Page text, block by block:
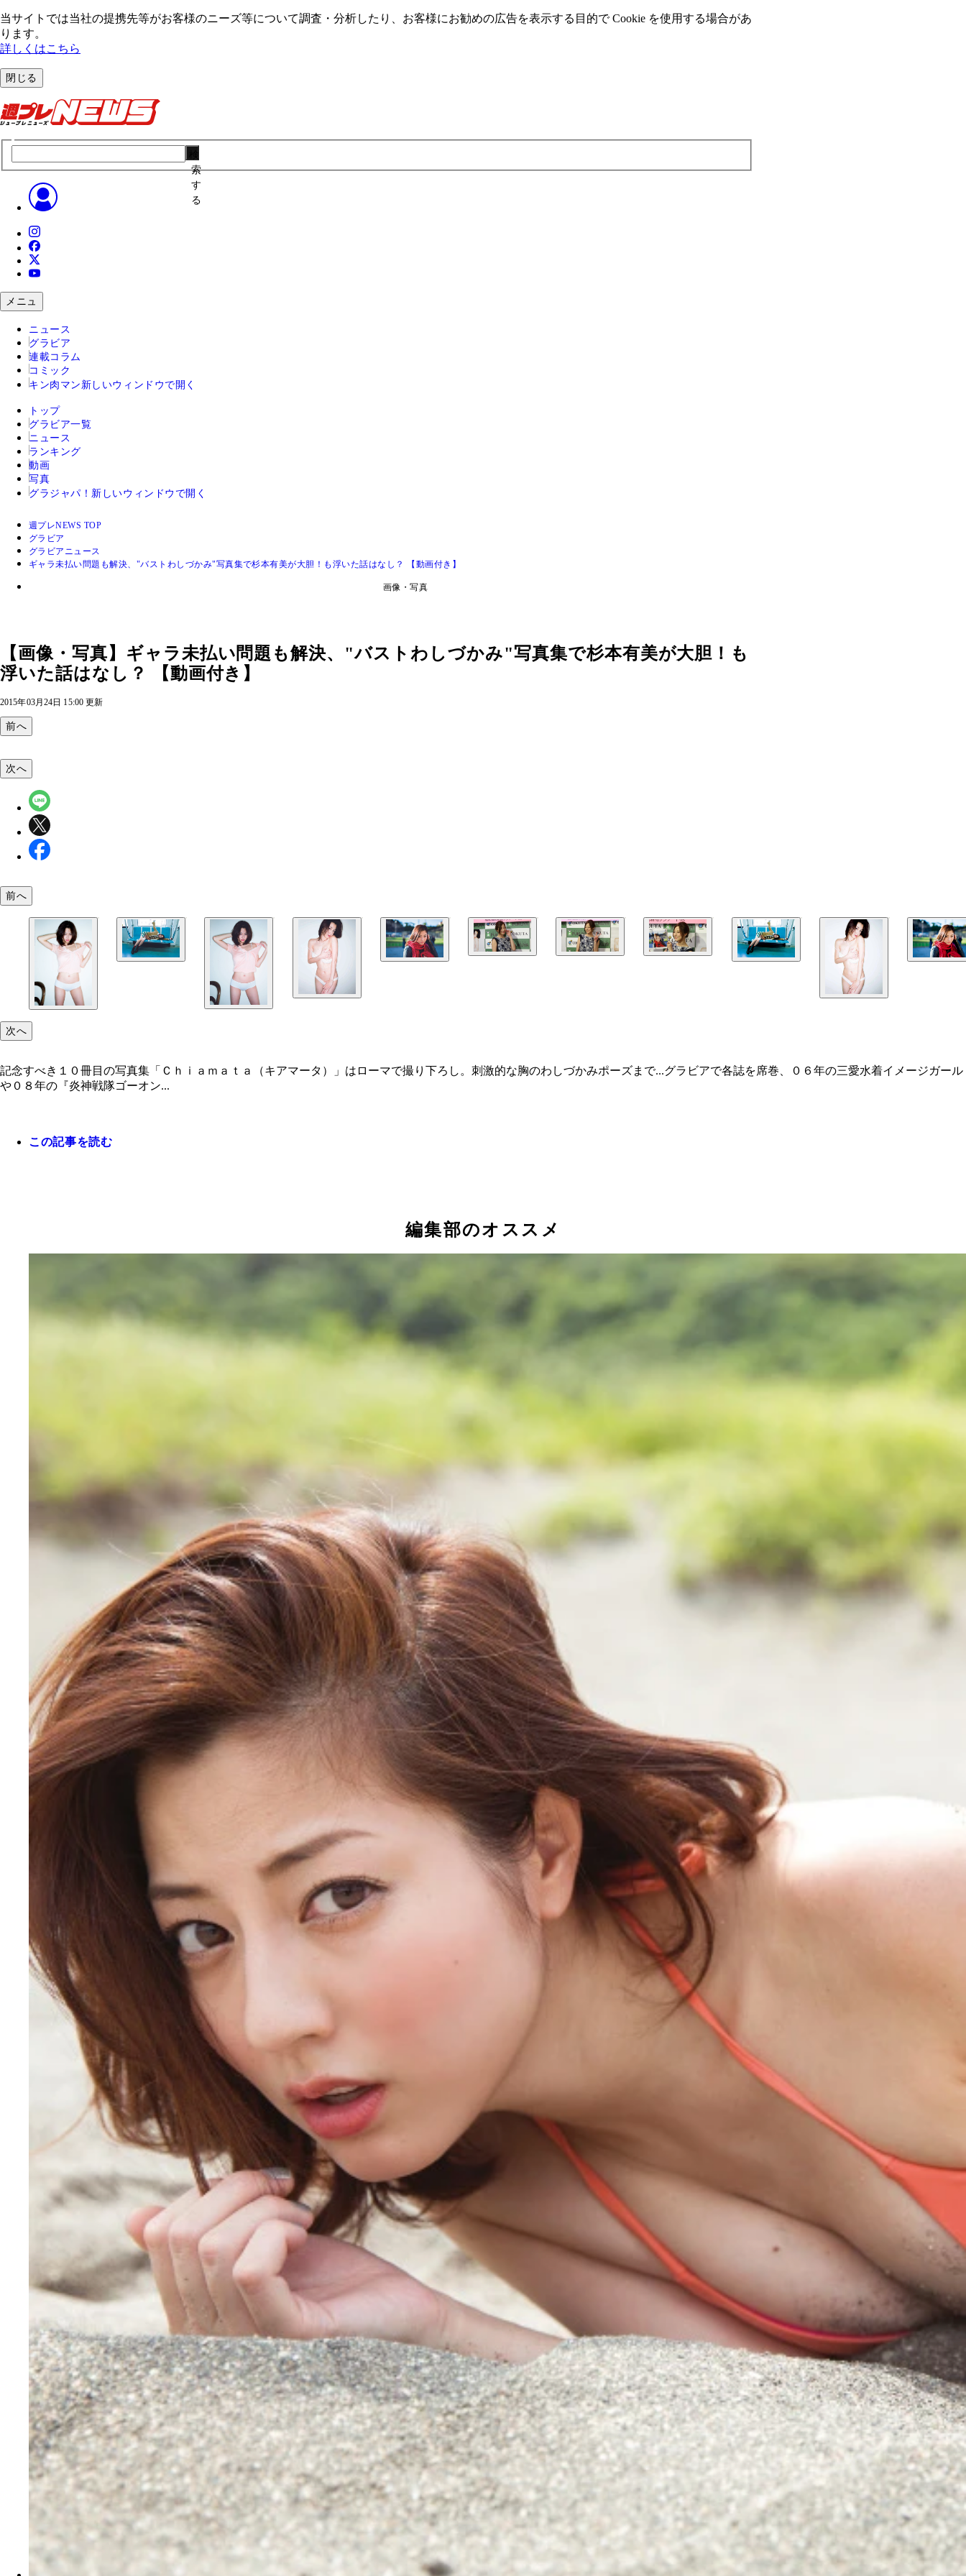
当サイトでは当社の提携先等がお客様のニーズ等について調査・分析したり、お客様にお勧めの広告を表⽰する⽬的で Cookie を使⽤する場合があ
ります。
詳しくはこちら
閉じる
索
す
る
メニュ
ニュース
グラビア
連載コラム
コミック
キン肉マン 新しいウィンドウで開く
トップ
グラビア一覧
ニュース
ランキング
動画
写真
グラジャパ！ 新しいウィンドウで開く
週プレNEWS TOP
グラビア
グラビアニュース
ギャラ未払い問題も解決、"バストわしづかみ"写真集で杉本有美が大胆！も浮いた話はなし？ 【動画付き】
画像・写真
【画像・写真】ギャラ未払い問題も解決、"バストわしづかみ"写真集で杉本有美が大胆！も
浮いた話はなし？ 【動画付き】
2015年03月24日 15:00 更新
前へ
記念すべき１０冊目の写真集「Ｃｈｉａｍａｔａ（キアマータ）」はローマで撮り下ろし。刺激的な胸のわしづかみポーズまで…
胸を自らわしづかみ！な写真集の表紙がコレ。この一枚を撮影したホテルは、暖房がなかなかきかず、すっごく寒かったとか
胸を自らわしづかみ！な写真集の表紙がコレ。この一枚を撮影したホテルは、暖房がなかなかきかず、すっごく寒かったとか
次へ
前へ
次へ
記念すべき１０冊目の写真集「Ｃｈｉａｍａｔａ（キアマータ）」はローマで撮り下ろし。刺激的な胸のわしづかみポーズまで...グラビアで各誌を席巻、０６年の三愛水着イメージガール
や０８年の『炎神戦隊ゴーオン...
この記事を読む
編集部のオススメ